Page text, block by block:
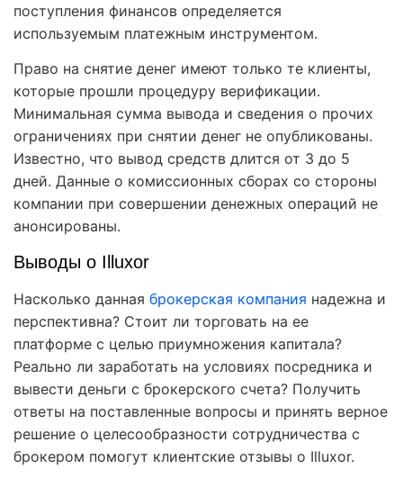
поступления финансов определяется
используемым платежным инструментом.
Право на снятие денег имеют только те клиенты,
которые прошли процедуру верификации.
Минимальная сумма вывода и сведения о прочих
ограничениях при снятии денег не опубликованы.
Известно, что вывод средств длится от 3 до 5
дней. Данные о комиссионных сборах со стороны
компании при совершении денежных операций не
анонсированы.
Выводы о Illuxor
Насколько данная брокерская компания надежна и
перспективна? Стоит ли торговать на ее
платформе с целью приумножения капитала?
Реально ли заработать на условиях посредника и
вывести деньги с брокерского счета? Получить
ответы на поставленные вопросы и принять верное
решение о целесообразности сотрудничества с
брокером помогут клиентские отзывы о Illuxor.